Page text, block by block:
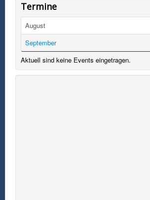
Termine
August
September
Aktuell sind keine Events eingetragen.